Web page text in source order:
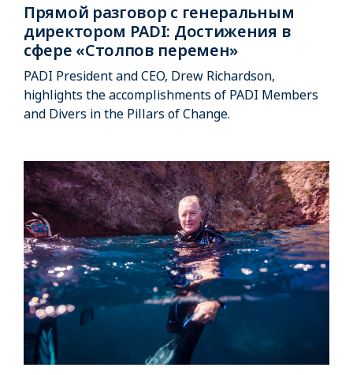
Прямой разговор с генеральным
директором PADI: Достижения в
сфере «Столпов перемен»
PADI President and CEO, Drew Richardson,
highlights the accomplishments of PADI Members
and Divers in the Pillars of Change.